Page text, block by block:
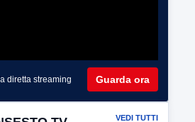
diretta streaming Guarda ora
VEDI TUTTI